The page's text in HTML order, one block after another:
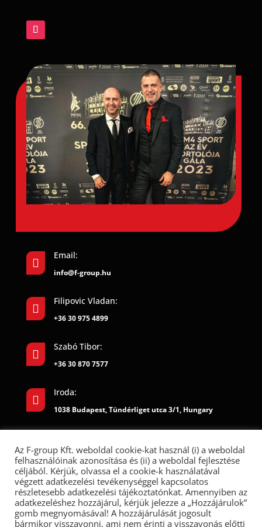

Email:
info@f-group.hu

Filipovic Vladan:
+36 30 975 4899

Szabó Tibor:
+36 30 870 7577

Iroda:
1038 Budapest, Tündérliget utca 3/1, Hungary
Az F-group Kft. weboldal cookie-kat használ (i) a weboldal
felhasználóinak azonosítása és (ii) a weboldal fejlesztése
céljából. Kérjük, olvassa el a cookie-k használatával
végzett adatkezelési tevékenységgel kapcsolatos
részletesebb adatkezelési tájékoztatónkat. Amennyiben az
adatkezeléshez hozzájárul, kérjük jelezze a „Hozzájárulok”
gomb megnyomásával! A hozzájárulását jogosult
bármikor visszavonni, ami nem érinti a visszavonás előtti